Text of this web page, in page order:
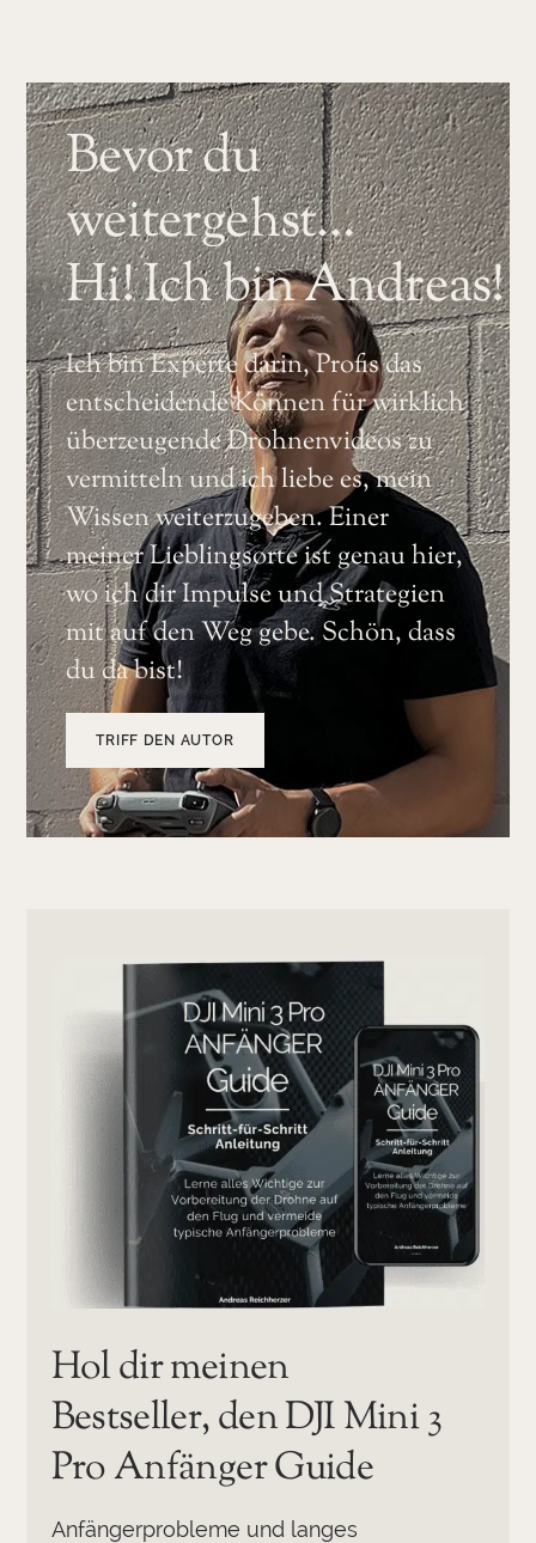
Bevor du
weitergehst…
Hi! Ich bin Andreas!
Ich bin Experte darin, Profis das
entscheidende Können für wirklich
überzeugende Drohnenvideos zu
vermitteln und ich liebe es, mein
Wissen weiterzugeben. Einer
meiner Lieblingsorte ist genau hier,
wo ich dir Impulse und Strategien
mit auf den Weg gebe. Schön, dass
du da bist!
TRIFF DEN AUTOR
Hol dir meinen
Bestseller, den DJI Mini 3
Pro Anfänger Guide
Anfängerprobleme und langes